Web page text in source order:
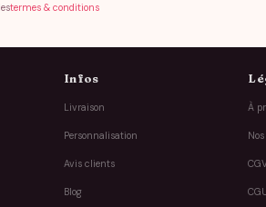
termes & conditions
Infos
Livraison
Personnalisation
Avis clients
Blog
À